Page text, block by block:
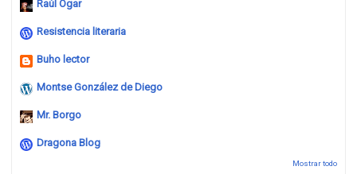
Raúl Ógar
Resistencia literaria
Buho lector
Montse González de Diego
Mr. Borgo
Dragona Blog
Mostrar todo